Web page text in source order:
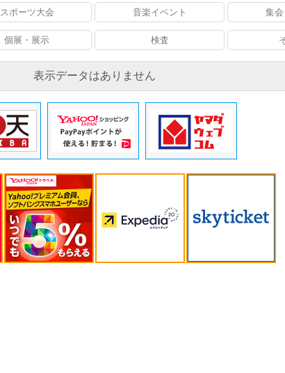
スポーツ大会 音楽イベント 集
個展・展示 検査
表示データはありません